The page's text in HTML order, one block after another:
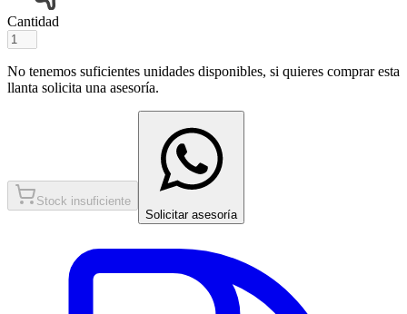
Cantidad
No tenemos suficientes unidades disponibles, si quieres comprar esta
llanta solicita una asesoría.
Stock insuficiente
Solicitar asesoría